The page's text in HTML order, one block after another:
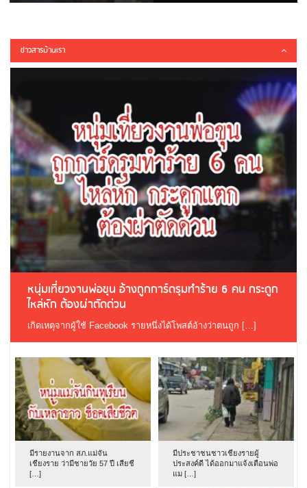
ข่าวสารบ้านเรา
หนุ่มเที่ยวงานพ่อขุน อ้างถูกการ์ดรุมทำร้าย 6 คน กระดูก
ไหล่หัก ต้องผ่าตัดด่วน
เกิดเหตุจากผู้ใช้ Facebook รายหนึ่งได้โพสต์อ้างว่าตนถูก […]
มีรายงานจาก สภ.แม่จัน
เชียงราย ว่ามีชายวัย 57 ปี เสียชี
[…]
มีประชาชนชาวเชียงรายผู้
ประสงค์ดี ได้ออกมาแจ้งเตือนพ่อ
แม […]